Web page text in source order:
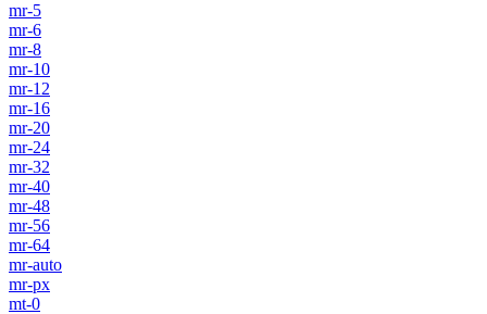
mr-5
mr-6
mr-8
mr-10
mr-12
mr-16
mr-20
mr-24
mr-32
mr-40
mr-48
mr-56
mr-64
mr-auto
mr-px
mt-0